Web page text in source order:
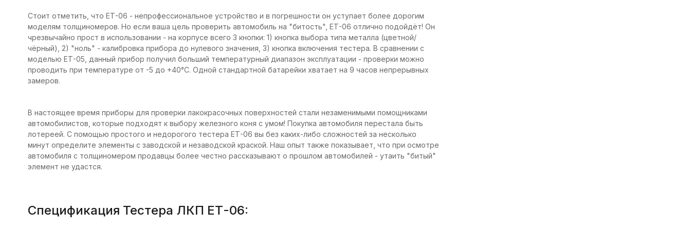
Стоит отметить, что ЕТ-06 - непрофессиональное устройство и в погрешности он уступает более дорогим
моделям толщиномеров. Но если ваша цель проверить автомобиль на "битость", ЕТ-06 отлично подойдёт! Он
чрезвычайно прост в использовании - на корпусе всего 3 кнопки: 1) кнопка выбора типа металла (цветной/
чёрный), 2) "ноль" - калибровка прибора до нулевого значения, 3) кнопка включения тестера. В сравнении с
моделью ЕТ-05, данный прибор получил больший температурный диапазон эксплуатации - проверки можно
проводить при температуре от -5 до +40°C. Одной стандартной батарейки хватает на 9 часов непрерывных
замеров.
В настоящее время приборы для проверки лакокрасочных поверхностей стали незаменимыми помощниками
автомобилистов, которые подходят к выбору железного коня с умом! Покупка автомобиля перестала быть
лотереей. С помощью простого и недорогого тестера ЕТ-06 вы без каких-либо сложностей за несколько
минут определите элементы с заводской и незаводской краской. Наш опыт также показывает, что при осмотре
автомобиля с толщиномером продавцы более честно рассказывают о прошлом автомобилей - утаить "битый"
элемент не удастся.
Спецификация Тестера ЛКП ЕТ-06: